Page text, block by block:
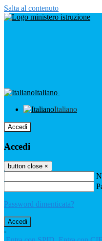
Salta al contenuto
Italiano
Italiano
Accedi
Accedi
button close ×
Password dimenticata?
-